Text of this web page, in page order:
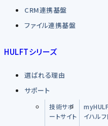
CRM連携基盤
ファイル連携基盤
HULFTシリーズ
選ばれる理由
サポート
技術サポ
ートサイト
イハルフ